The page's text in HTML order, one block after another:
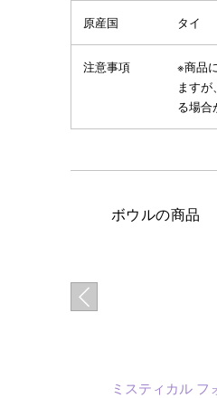
原産国 タイ
注意事項
※商品
ます
る場合
ボウルの商品
ミスティカル フ